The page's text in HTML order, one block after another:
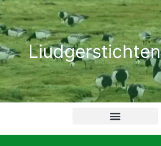
Ga
naar
de
inhoudLiudgerstichten